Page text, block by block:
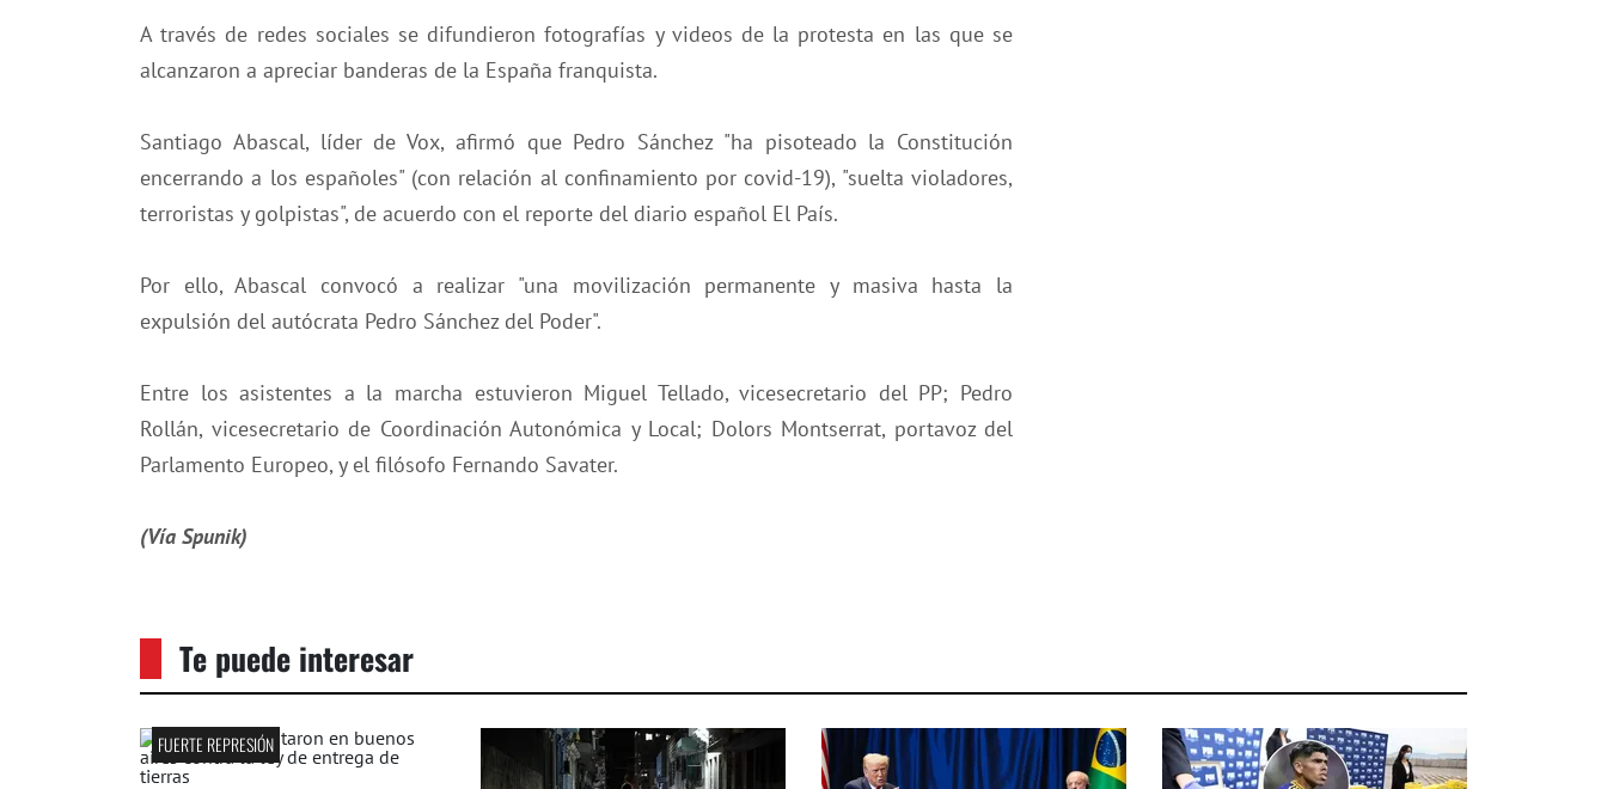
A través de redes sociales se difundieron fotografías y videos de la protesta en las que se
alcanzaron a apreciar banderas de la España franquista.
Santiago Abascal, líder de Vox, afirmó que Pedro Sánchez "ha pisoteado la Constitución
encerrando a los españoles" (con relación al confinamiento por covid-19), "suelta violadores,
terroristas y golpistas", de acuerdo con el reporte del diario español El País.
Por ello, Abascal convocó a realizar "una movilización permanente y masiva hasta la
expulsión del autócrata Pedro Sánchez del Poder".
Entre los asistentes a la marcha estuvieron Miguel Tellado, vicesecretario del PP; Pedro
Rollán, vicesecretario de Coordinación Autonómica y Local; Dolors Montserrat, portavoz del
Parlamento Europeo, y el filósofo Fernando Savater.
(Vía Spunik)
Te puede interesar
FUERTE REPRESIÓN